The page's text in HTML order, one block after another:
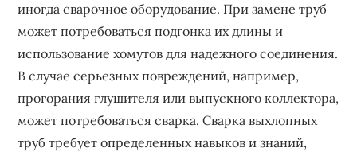
иногда сварочное оборудование. При замене труб
может потребоваться подгонка их длины и
использование хомутов для надежного соединения.
В случае серьезных повреждений, например,
прогорания глушителя или выпускного коллектора,
может потребоваться сварка. Сварка выхлопных
труб требует определенных навыков и знаний,